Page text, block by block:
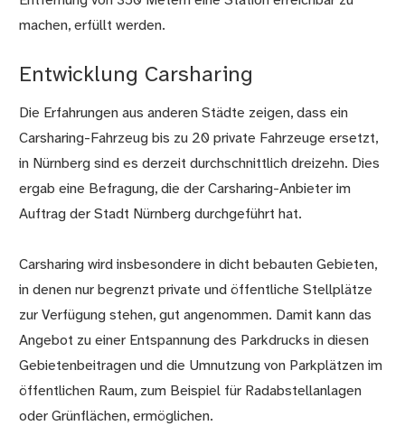
machen, erfüllt werden.
Entwicklung Carsharing
Die Erfahrungen aus anderen Städte zeigen, dass ein
Carsharing-Fahrzeug bis zu 20 private Fahrzeuge ersetzt,
in Nürnberg sind es derzeit durchschnittlich dreizehn. Dies
ergab eine Befragung, die der Carsharing-Anbieter im
Auftrag der Stadt Nürnberg durchgeführt hat.
Carsharing wird insbesondere in dicht bebauten Gebieten,
in denen nur begrenzt private und öffentliche Stellplätze
zur Verfügung stehen, gut angenommen. Damit kann das
Angebot zu einer Entspannung des Parkdrucks in diesen
Gebietenbeitragen und die Umnutzung von Parkplätzen im
öffentlichen Raum, zum Beispiel für Radabstellanlagen
oder Grünflächen, ermöglichen.